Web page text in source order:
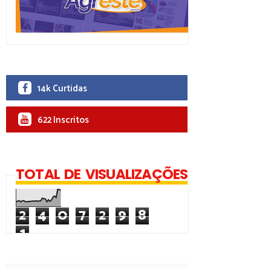
14k Curtidas
622 Inscritos
TOTAL DE VISUALIZAÇÕES
2 4 0 7 2 9 8
1